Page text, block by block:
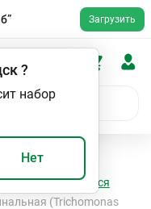
Загрузить
?
набор
Нет
ПЦР - диагностика
передающиеся
(Trichomonas